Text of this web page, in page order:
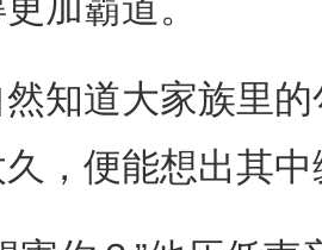
道大家族里的
，便能想出其